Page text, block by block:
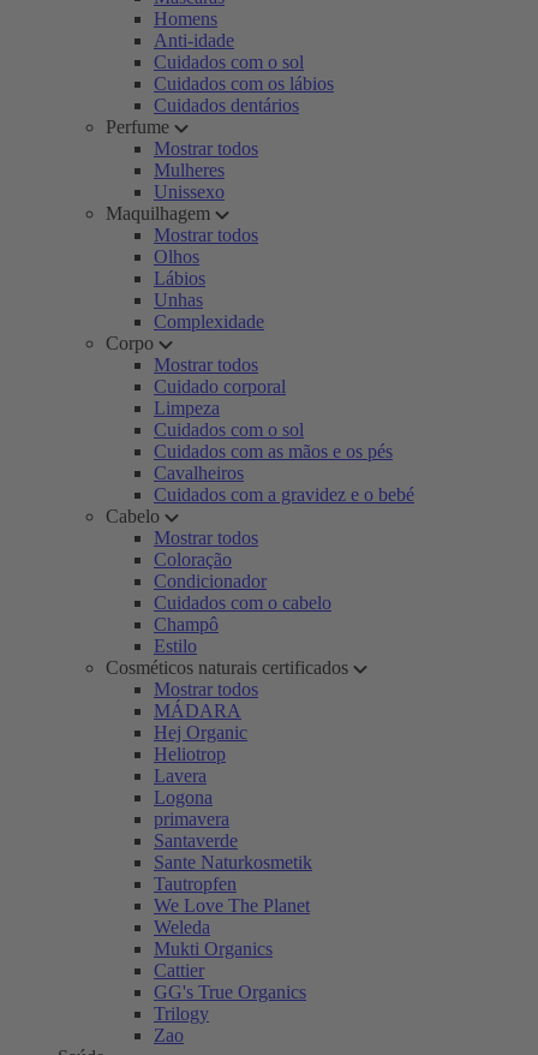
Homens
Anti-idade
Cuidados com o sol
Cuidados com os lábios
Cuidados dentários
Perfume
Mostrar todos
Mulheres
Unissexo
Maquilhagem
Mostrar todos
Olhos
Lábios
Unhas
Complexidade
Corpo
Mostrar todos
Cuidado corporal
Limpeza
Cuidados com o sol
Cuidados com as mãos e os pés
Cavalheiros
Cuidados com a gravidez e o bebé
Cabelo
Mostrar todos
Coloração
Condicionador
Cuidados com o cabelo
Champô
Estilo
Cosméticos naturais certificados
Mostrar todos
MÁDARA
Hej Organic
Heliotrop
Lavera
Logona
primavera
Santaverde
Sante Naturkosmetik
Tautropfen
We Love The Planet
Weleda
Mukti Organics
Cattier
GG's True Organics
Trilogy
Zao